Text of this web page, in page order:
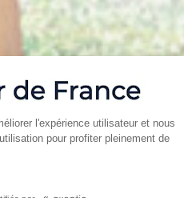
du
l'expérience utilisateur et nous
pour profiter pleinement de